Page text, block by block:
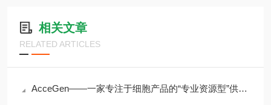
相关文章
RELATED ARTICLES
AcceGen——一家专注于细胞产品的“专业资源型”供应商